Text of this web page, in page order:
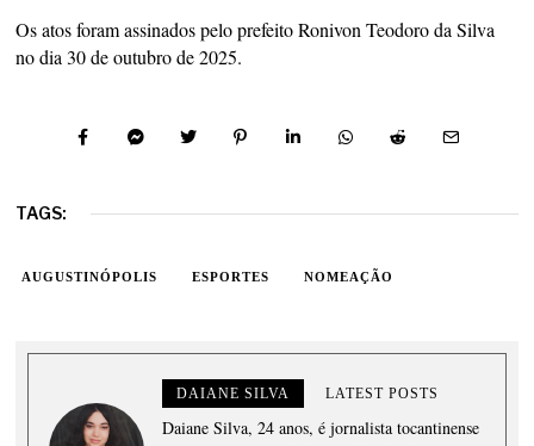
Os atos foram assinados pelo prefeito Ronivon Teodoro da Silva
no dia 30 de outubro de 2025.
TAGS:
AUGUSTINÓPOLIS ESPORTES NOMEAÇÃO
DAIANE SILVA LATEST POSTS
Daiane Silva, 24 anos, é jornalista tocantinense